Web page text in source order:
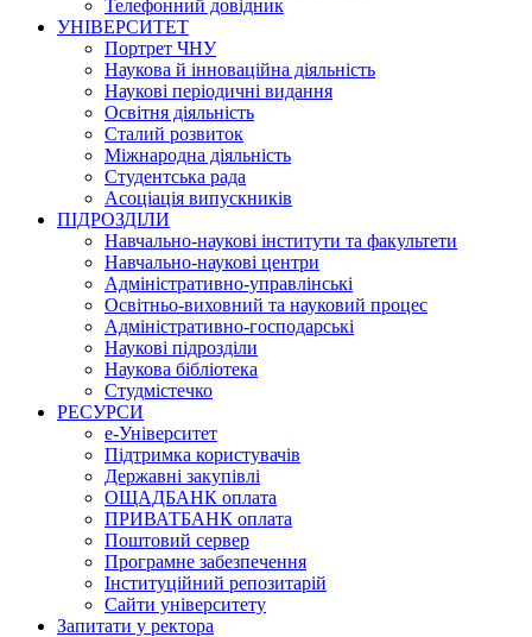
Телефонний довідник
УНІВЕРСИТЕТ
Портрет ЧНУ
Наукова й інноваційна діяльність
Наукові періодичні видання
Освітня діяльність
Сталий розвиток
Міжнародна діяльність
Студентська рада
Асоціація випускників
ПІДРОЗДІЛИ
Навчально-наукові інститути та факультети
Навчально-наукові центри
Адміністративно-управлінські
Освітньо-виховний та науковий процес
Адміністративно-господарські
Наукові підрозділи
Наукова бібліотека
Студмістечко
РЕСУРСИ
е-Університет
Підтримка користувачів
Державні закупівлі
ОЩАДБАНК оплата
ПРИВАТБАНК оплата
Поштовий сервер
Програмне забезпечення
Інституційний репозитарій
Сайти університету
Запитати у ректора